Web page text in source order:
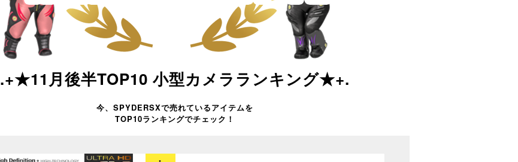
.+★11月後半TOP10 小型カメラランキング★+.
今、SPYDERSXで売れているアイテムを
TOP10ランキングでチェック！